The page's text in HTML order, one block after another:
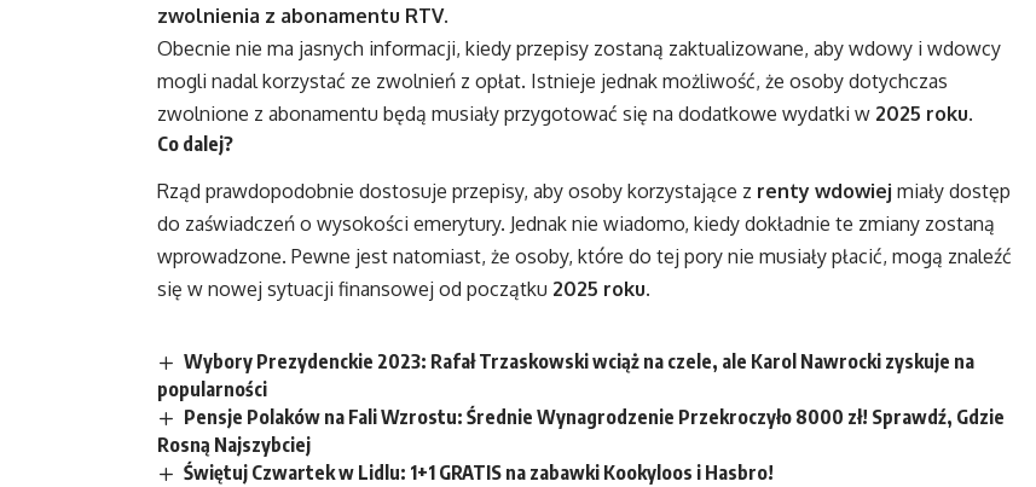
zwolnienia z abonamentu RTV.
Obecnie nie ma jasnych informacji, kiedy przepisy zostaną zaktualizowane, aby wdowy i wdowcy
mogli nadal korzystać ze zwolnień z opłat. Istnieje jednak możliwość, że osoby dotychczas
zwolnione z abonamentu będą musiały przygotować się na dodatkowe wydatki w 2025 roku.
Co dalej?
Rząd prawdopodobnie dostosuje przepisy, aby osoby korzystające z renty wdowiej miały dostęp
do zaświadczeń o wysokości emerytury. Jednak nie wiadomo, kiedy dokładnie te zmiany zostaną
wprowadzone. Pewne jest natomiast, że osoby, które do tej pory nie musiały płacić, mogą znaleźć
się w nowej sytuacji finansowej od początku 2025 roku.
Wybory Prezydenckie 2023: Rafał Trzaskowski wciąż na czele, ale Karol Nawrocki zyskuje na
popularności
Pensje Polaków na Fali Wzrostu: Średnie Wynagrodzenie Przekroczyło 8000 zł! Sprawdź, Gdzie
Rosną Najszybciej
Świętuj Czwartek w Lidlu: 1+1 GRATIS na zabawki Kookyloos i Hasbro!